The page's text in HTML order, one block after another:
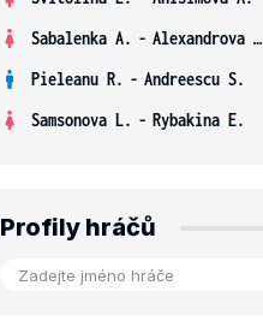
Sabalenka A. - Alexandrova E.
Pieleanu R. - Andreescu S.
Samsonova L. - Rybakina E.
Profily hráčů